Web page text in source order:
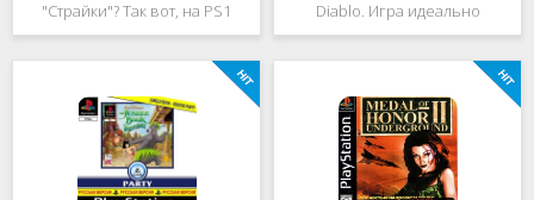
"Страйки"? Так вот, на PS1
данная серия продолжила
своё существование. Вышло
ещё 2 "Страйка", где мы всё
так же управляем вертолётом
и уничтожаем
Diablo. Игра идеально
подойдёт для тех, кто ищет
альтернативу последнему.
Несмотря на то, что эти 2
игры создавались разными
людьми, Darkstone имеет
общие